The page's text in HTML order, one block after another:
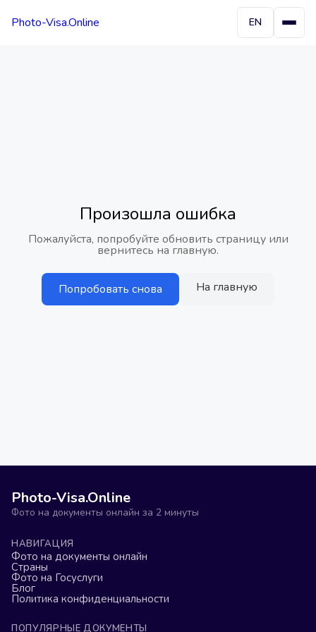
Photo-Visa.Online EN
Произошла ошибка
Пожалуйста, попробуйте обновить страницу или
вернитесь на главную.
Попробовать снова На главную
Photo-Visa.Online
Фото на документы онлайн за 2 минуты
НАВИГАЦИЯ
Фото на документы онлайн
Страны
Фото на Госуслуги
Блог
Политика конфиденциальности
ПОПУЛЯРНЫЕ ДОКУМЕНТЫ